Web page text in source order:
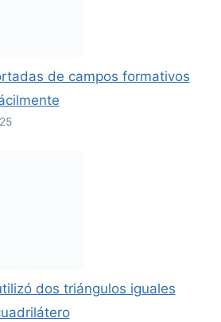
de campos formativos
dos triángulos iguales